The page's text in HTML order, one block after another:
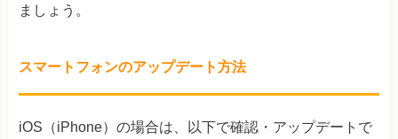
ましょう。
スマートフォンのアップデート方法
iOS（iPhone）の場合は、以下で確認・アップデートで